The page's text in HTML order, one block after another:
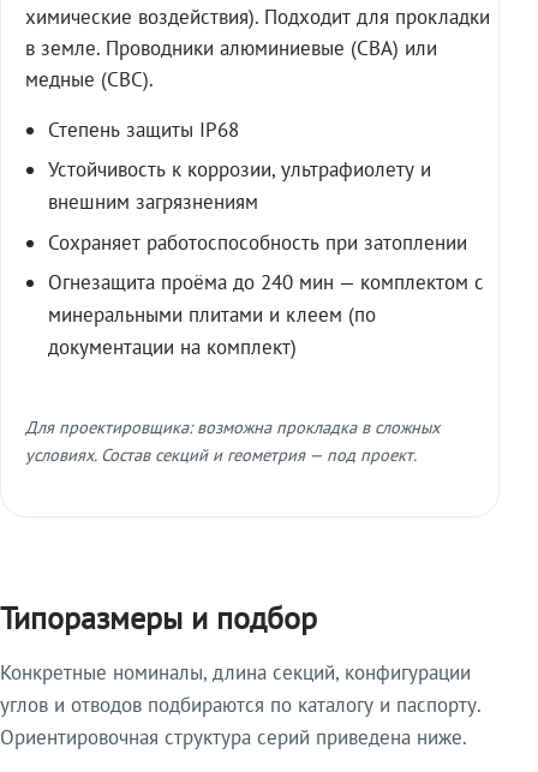
химические воздействия). Подходит для прокладки
в земле. Проводники алюминиевые (СВА) или
медные (СВС).
Степень защиты IP68
Устойчивость к коррозии, ультрафиолету и
внешним загрязнениям
Сохраняет работоспособность при затоплении
Огнезащита проёма до 240 мин — комплектом с
минеральными плитами и клеем (по
документации на комплект)
Для проектировщика: возможна прокладка в сложных
условиях. Состав секций и геометрия — под проект.
Типоразмеры и подбор
Конкретные номиналы, длина секций, конфигурации
углов и отводов подбираются по каталогу и паспорту.
Ориентировочная структура серий приведена ниже.